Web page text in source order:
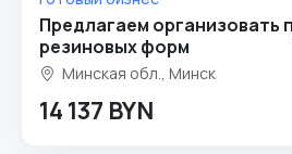
Предлагаем организовать
резиновых форм
Минская обл., Минск
14 137 BYN